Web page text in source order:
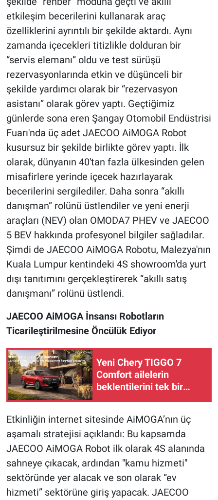
etkileşim becerilerini kullanarak araç
özelliklerini ayrıntılı bir şekilde aktardı. Aynı
zamanda içecekleri titizlikle dolduran bir
“servis elemanı” oldu ve test sürüşü
rezervasyonlarında etkin ve düşünceli bir
şekilde yardımcı olarak bir “rezervasyon
asistanı” olarak görev yaptı. Geçtiğimiz
günlerde sona eren Şangay Otomobil Endüstrisi
Fuarı'nda üç adet JAECOO AiMOGA Robot
kusursuz bir şekilde birlikte görev yaptı. İlk
olarak, dünyanın 40'tan fazla ülkesinden gelen
misafirlere yerinde içecek hazırlayarak
becerilerini sergilediler. Daha sonra “akıllı
danışman” rolünü üstlendiler ve yeni enerji
araçları (NEV) olan OMODA7 PHEV ve JAECOO
5 BEV hakkında profesyonel bilgiler sağladılar.
Şimdi de JAECOO AiMOGA Robotu, Malezya'nın
Kuala Lumpur kentindeki 4S showroom'da yurt
dışı tanıtımını gerçekleştirerek “akıllı satış
danışmanı” rolünü üstlendi.
JAECOO AiMOGA İnsansı Robotların
Ticarileştirilmesine Öncülük Ediyor
Yeni Chery TIGGO 7
Comfort ailelerin
beklentilerini tek bir
Etkinliğin internet sitesinde AiMOGA’nın üç
aşamalı stratejisi açıklandı: Bu kapsamda
JAECOO AiMOGA Robot ilk olarak 4S alanında
sahneye çıkacak, ardından "kamu hizmeti"
sektöründe yer alacak ve son olarak “ev
hizmeti” sektörüne giriş yapacak. JAECOO